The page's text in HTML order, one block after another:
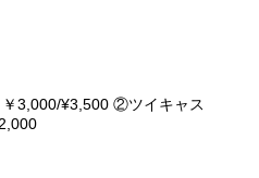
3,000/¥3,500 ②ツイキャス